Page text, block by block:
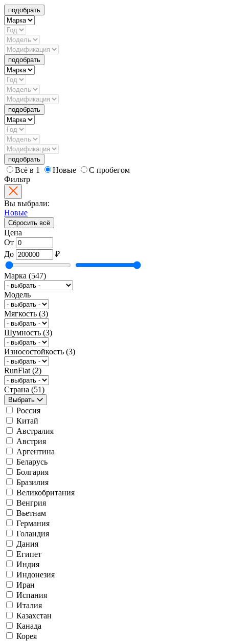
подобрать
подобрать
подобрать
подобрать
Всё в 1 Новые
С пробегом
Фильтр
Вы выбрали:
Новые
Сбросить всё
Цена
От
До
₽
Марка (547)
Модель
Мягкость (3)
Шумность (3)
Износостойкость (3)
RunFlat (2)
Страна (51)
Выбрать
Россия
Китай
Австралия
Австрия
Аргентина
Беларусь
Болгария
Бразилия
Великобритания
Венгрия
Вьетнам
Германия
Голандия
Дания
Египет
Индия
Индонезия
Иран
Испания
Италия
Казахстан
Канада
Корея